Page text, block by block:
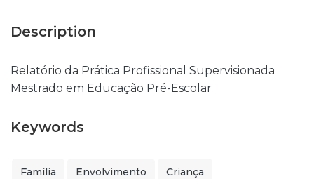
Description
Relatório da Prática Profissional Supervisionada
Mestrado em Educação Pré-Escolar
Keywords
Família Envolvimento Criança